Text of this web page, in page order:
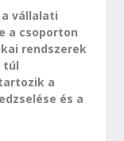
vállalati
a csoporton
rendszerek
túl
a
és a